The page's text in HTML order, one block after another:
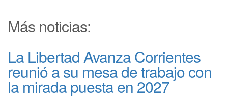
Más noticias:
La Libertad Avanza Corrientes
reunió a su mesa de trabajo con
la mirada puesta en 2027